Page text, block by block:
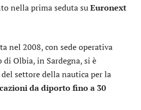
nella prima seduta suEuronext
nel 2008, con sede operativa
Olbia, in Sardegna, si è
settore della nautica per la
da diporto fino a 30